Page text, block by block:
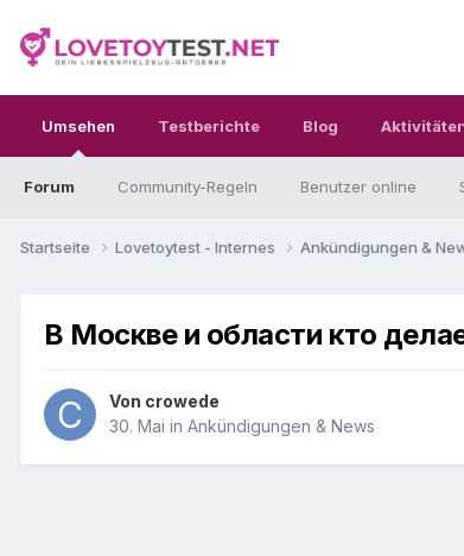
Umsehen
Forum Community-Regeln Benutzer online
Testberichte Blog
Startseite Lovetoytest - Internes Ankündigungen &
В Москве и области кто
Von crowede
30. Mai in Ankündigungen & News